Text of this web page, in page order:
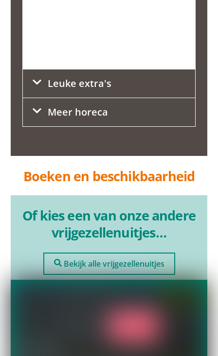
Leuke extra's
Meer horeca
Boeken en beschikbaarheid
Of kies een van onze andere
vrijgezellenuitjes…
Bekijk alle vrijgezellenuitjes